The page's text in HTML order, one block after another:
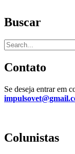
Buscar
Contato
Se deseja entrar em
Colunistas